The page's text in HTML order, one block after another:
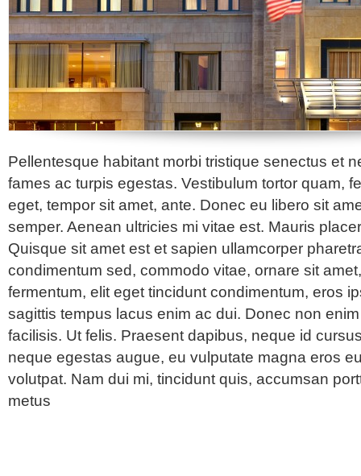
Pellentesque habitant morbi tristique senectus et
fames ac turpis egestas. Vestibulum tortor quam,
eget, tempor sit amet, ante. Donec eu libero sit
semper. Aenean ultricies mi vitae est. Mauris
Quisque sit amet est et sapien ullamcorper
condimentum sed, commodo vitae, ornare sit
fermentum, elit eget tincidunt condimentum, eros
sagittis tempus lacus enim ac dui. Donec non
facilisis. Ut felis. Praesent dapibus, neque id
neque egestas augue, eu vulputate magna eros
volutpat. Nam dui mi, tincidunt quis, accumsan
metus